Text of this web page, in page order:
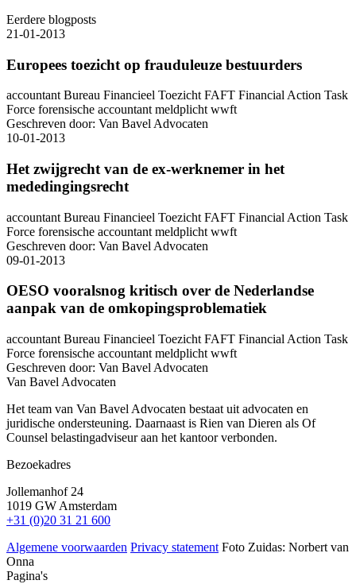
Eerdere blogposts
21-01-2013
Europees toezicht op frauduleuze bestuurders
accountant Bureau Financieel Toezicht FAFT Financial Action Task
Force forensische accountant meldplicht wwft
Geschreven door: Van Bavel Advocaten
10-01-2013
Het zwijgrecht van de ex-werknemer in het
mededingingsrecht
accountant Bureau Financieel Toezicht FAFT Financial Action Task
Force forensische accountant meldplicht wwft
Geschreven door: Van Bavel Advocaten
09-01-2013
OESO vooralsnog kritisch over de Nederlandse
aanpak van de omkopingsproblematiek
accountant Bureau Financieel Toezicht FAFT Financial Action Task
Force forensische accountant meldplicht wwft
Geschreven door: Van Bavel Advocaten
Van Bavel Advocaten
Het team van Van Bavel Advocaten bestaat uit advocaten en
juridische ondersteuning. Daarnaast is Rien van Dieren als Of
Counsel belastingadviseur aan het kantoor verbonden.
Bezoekadres
Jollemanhof 24
1019 GW Amsterdam
+31 (0)20 31 21 600
Algemene voorwaarden Privacy statement Foto Zuidas: Norbert van
Onna
Pagina's